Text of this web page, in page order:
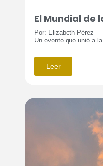
El Mundial de
Por: Elizabeth Pérez
Un evento que unió a
Leer